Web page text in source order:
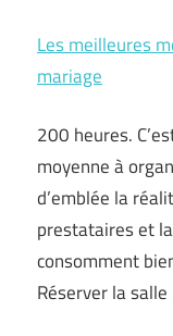
Les meilleures
mariage
200 heures.
moyenne à
d’emblée la
prestataires et
consomment
Réserver la